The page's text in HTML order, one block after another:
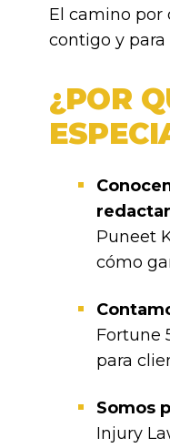
El camino por
contigo y
¿POR
Puneet
cómo
Fortune
para
Somos
Injury